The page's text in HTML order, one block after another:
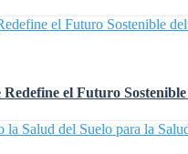
el Futuro Sostenible